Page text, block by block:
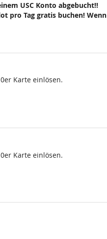
USC Konto abgebucht!!
pro Tag gratis buchen! Wenn
Karte einlösen.
Karte einlösen.